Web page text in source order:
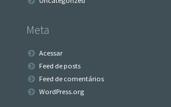
Meta
Acessar
Feed de posts
Feed de comentários
WordPress.org